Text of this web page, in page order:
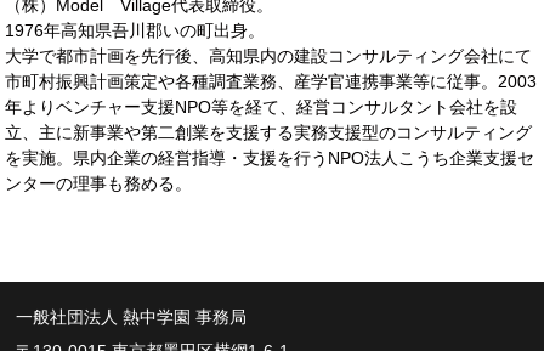
（株）Model Village代表取締役。
1976年高知県吾川郡いの町出身。
大学で都市計画を先行後、高知県内の建設コンサルティング会社にて
市町村振興計画策定や各種調査業務、産学官連携事業等に従事。2003
年よりベンチャー支援NPO等を経て、経営コンサルタント会社を設
立、主に新事業や第二創業を支援する実務支援型のコンサルティング
を実施。県内企業の経営指導・支援を行うNPO法人こうち企業支援セ
ンターの理事も務める。
一般社団法人 熱中学園 事務局